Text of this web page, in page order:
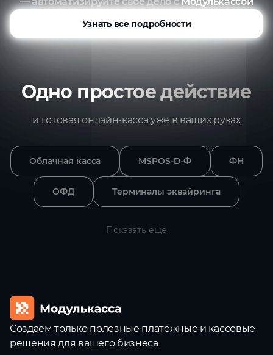
Узнать все подробности
Одно простое действие
и готовая онлайн‑касса уже в ваших руках
Облачная касса MSPOS-D-Ф ФН
ОФД Терминалы эквайринга
Показать еще
Создаём только полезные платёжные и кассовые
решения для вашего бизнеса